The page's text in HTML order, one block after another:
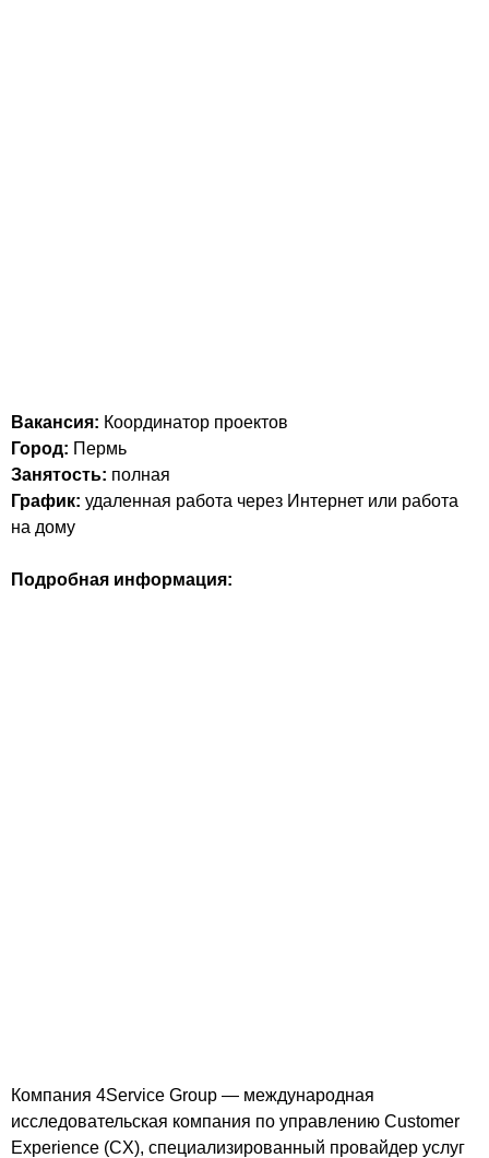
Вакансия: Координатор проектов
Город: Пермь
Занятость: полная
График: удаленная работа через Интернет или работа
на дому
Подробная информация:
Компания 4Service Group — международная
исследовательская компания по управлению Customer
Experience (CX), специализированный провайдер услуг